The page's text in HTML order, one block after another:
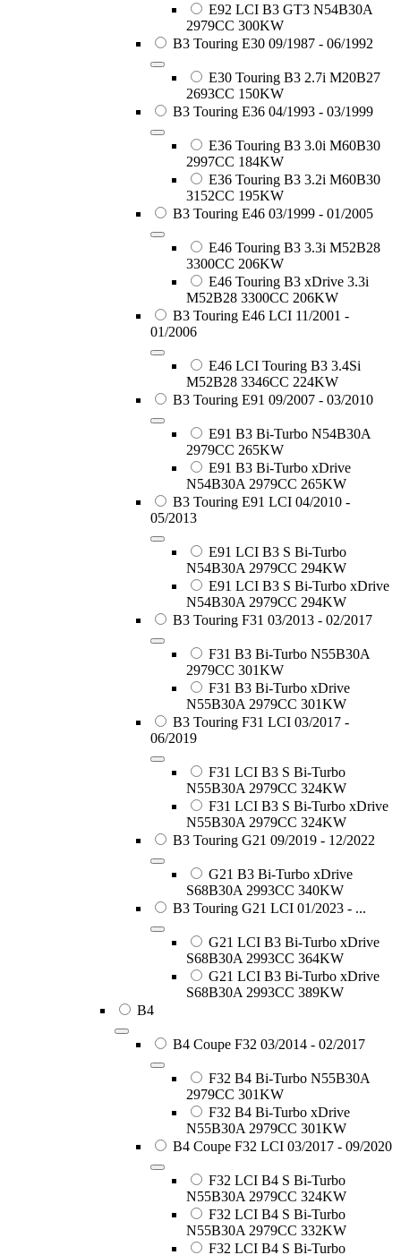
E92 LCI B3 GT3 N54B30A
2979CC 300KW
B3 Touring E30 09/1987 - 06/1992
E30 Touring B3 2.7i M20B27
2693CC 150KW
B3 Touring E36 04/1993 - 03/1999
E36 Touring B3 3.0i M60B30
2997CC 184KW
E36 Touring B3 3.2i M60B30
3152CC 195KW
B3 Touring E46 03/1999 - 01/2005
E46 Touring B3 3.3i M52B28
3300CC 206KW
E46 Touring B3 xDrive 3.3i
M52B28 3300CC 206KW
B3 Touring E46 LCI 11/2001 -
01/2006
E46 LCI Touring B3 3.4Si
M52B28 3346CC 224KW
B3 Touring E91 09/2007 - 03/2010
E91 B3 Bi-Turbo N54B30A
2979CC 265KW
E91 B3 Bi-Turbo xDrive
N54B30A 2979CC 265KW
B3 Touring E91 LCI 04/2010 -
05/2013
E91 LCI B3 S Bi-Turbo
N54B30A 2979CC 294KW
E91 LCI B3 S Bi-Turbo xDrive
N54B30A 2979CC 294KW
B3 Touring F31 03/2013 - 02/2017
F31 B3 Bi-Turbo N55B30A
2979CC 301KW
F31 B3 Bi-Turbo xDrive
N55B30A 2979CC 301KW
B3 Touring F31 LCI 03/2017 -
06/2019
F31 LCI B3 S Bi-Turbo
N55B30A 2979CC 324KW
F31 LCI B3 S Bi-Turbo xDrive
N55B30A 2979CC 324KW
B3 Touring G21 09/2019 - 12/2022
G21 B3 Bi-Turbo xDrive
S68B30A 2993CC 340KW
B3 Touring G21 LCI 01/2023 - ...
G21 LCI B3 Bi-Turbo xDrive
S68B30A 2993CC 364KW
G21 LCI B3 Bi-Turbo xDrive
S68B30A 2993CC 389KW
B4
B4 Coupe F32 03/2014 - 02/2017
F32 B4 Bi-Turbo N55B30A
2979CC 301KW
F32 B4 Bi-Turbo xDrive
N55B30A 2979CC 301KW
B4 Coupe F32 LCI 03/2017 - 09/2020
F32 LCI B4 S Bi-Turbo
N55B30A 2979CC 324KW
F32 LCI B4 S Bi-Turbo
N55B30A 2979CC 332KW
F32 LCI B4 S Bi-Turbo